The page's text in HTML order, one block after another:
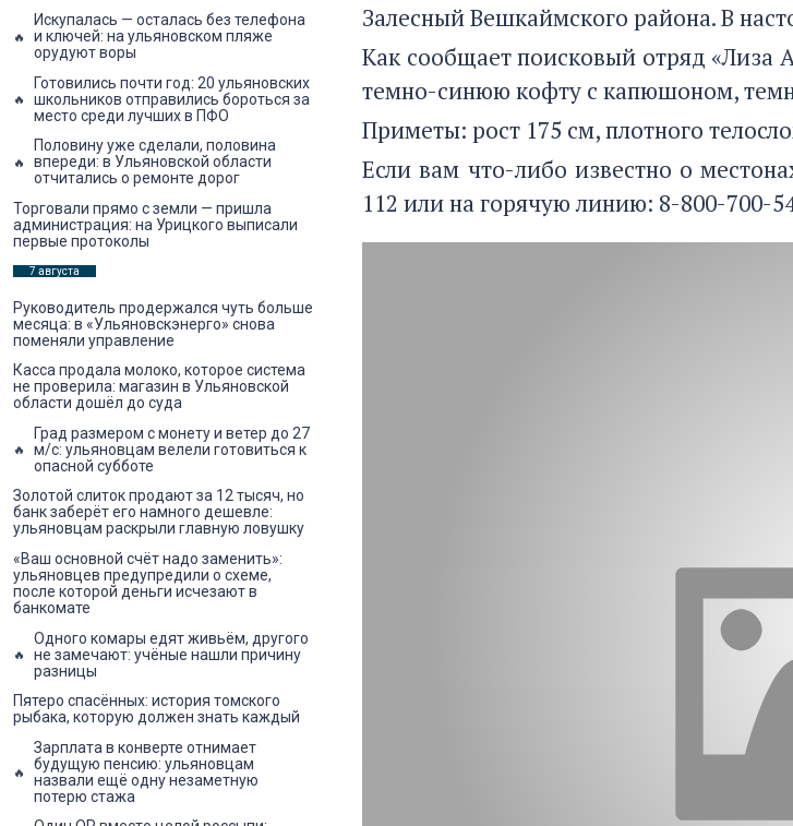
Залесный Вешкаймского района. В
Как сообщает поисковый отряд «Лиза
темно-синюю кофту с капюшоном,
Приметы: рост 175 см, плотного
Если вам что-либо известно о
112 или на горячую линию: 8-800-700-
Искупалась — осталась без телефона
и ключей: на ульяновском пляже
орудуют воры
Готовились почти год: 20 ульяновских
школьников отправились бороться за
место среди лучших в ПФО
Половину уже сделали, половина
впереди: в Ульяновской области
отчитались о ремонте дорог
Торговали прямо с земли — пришла
администрация: на Урицкого выписали
первые протоколы
7 августа
Руководитель продержался чуть больше
месяца: в «Ульяновскэнерго» снова
поменяли управление
Касса продала молоко, которое система
не проверила: магазин в Ульяновской
области дошёл до суда
Град размером с монету и ветер до 27
м/с: ульяновцам велели готовиться к
опасной субботе
Золотой слиток продают за 12 тысяч, но
банк заберёт его намного дешевле:
ульяновцам раскрыли главную ловушку
«Ваш основной счёт надо заменить»:
ульяновцев предупредили о схеме,
после которой деньги исчезают в
банкомате
Одного комары едят живьём, другого
не замечают: учёные нашли причину
разницы
Пятеро спасённых: история томского
рыбака, которую должен знать каждый
Зарплата в конверте отнимает
будущую пенсию: ульяновцам
назвали ещё одну незаметную
потерю стажа